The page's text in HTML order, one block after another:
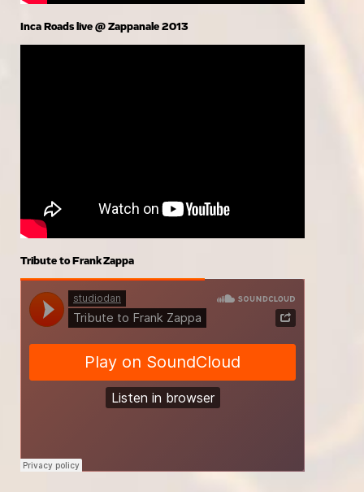
Inca Roads live @ Zappanale 2013
Tribute to Frank Zappa